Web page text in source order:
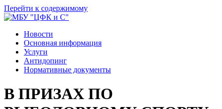
Перейти к содержимому
Новости
Основная информация
Услуги
Антидопинг
Нормативные документы
В ПРИЗАХ ПО